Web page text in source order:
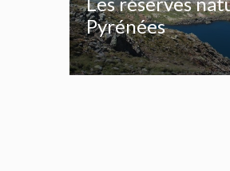
Pyrénées